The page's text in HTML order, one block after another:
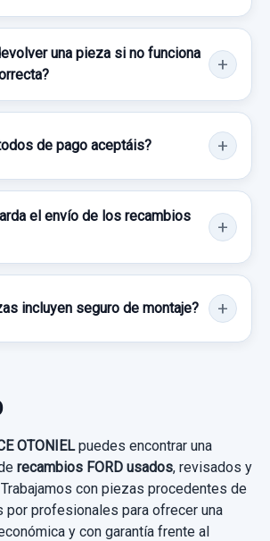
E9024550
1.0 ECOBOOST
por whatsapp
por whatsapp
por whatsapp
BM5T10849AU
BM5T14C226AE
OEM:
no incluidos.
por whatsapp
una pieza si no funciona
de pago aceptáis?
el envío de los recambios
incluyen seguro de montaje?
OTONIELpuedes encontrar una
recambios FORD usados, revisados y
con piezas procedentes de
por profesionales para ofrecer una
y con garantía frente al